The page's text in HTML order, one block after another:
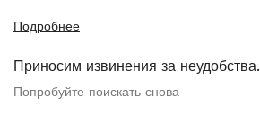
Подробнее
Приносим извинения за неудобства.
Попробуйте поискать снова